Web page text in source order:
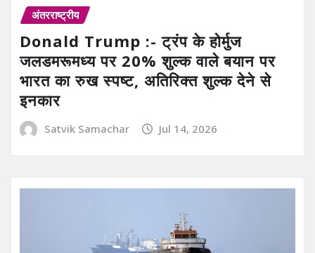
अंतरराष्ट्रीय
Donald Trump :- ट्रंप के होर्मुज
जलडमरूमध्य पर 20% शुल्क वाले बयान पर
भारत का रुख स्पष्ट, अतिरिक्त शुल्क देने से
इनकार
Satvik Samachar Jul 14, 2026